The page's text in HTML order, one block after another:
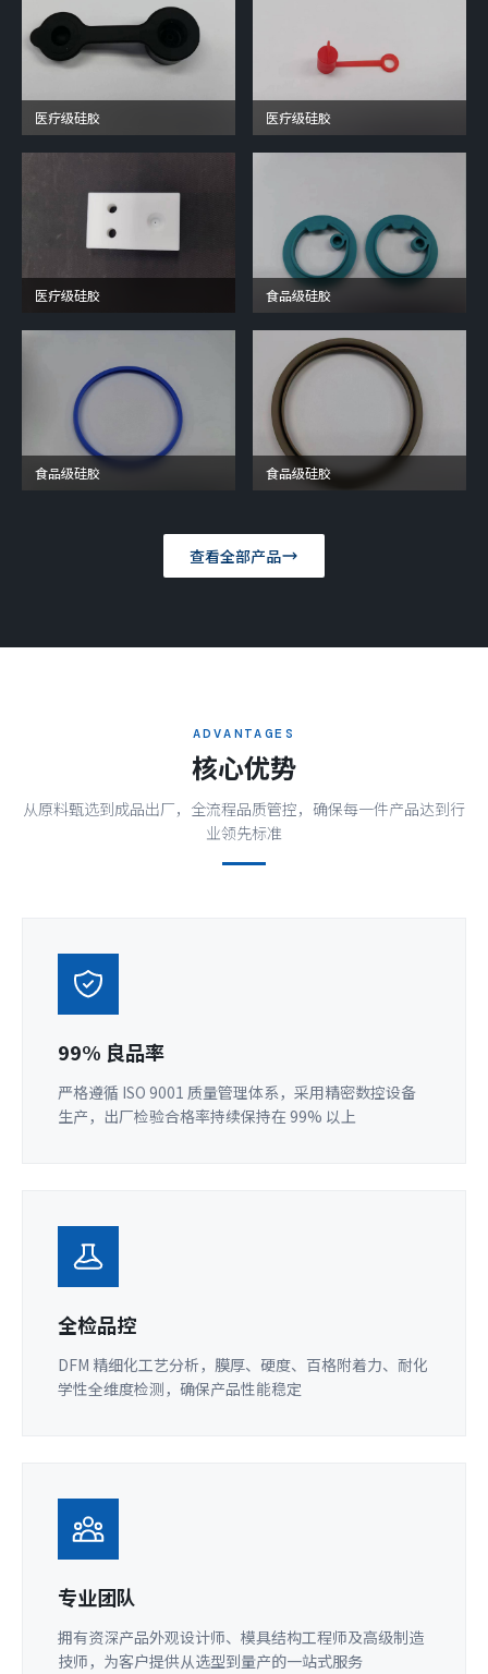
医疗级硅胶 医疗级硅胶
医疗级硅胶 食品级硅胶
食品级硅胶 食品级硅胶
查看全部产品
ADVANTAGES
核心优势
从原料甄选到成品出厂，全流程品质管控，确保每一件产品达到行
业领先标准
99% 良品率
严格遵循 ISO 9001 质量管理体系，采用精密数控设备
生产，出厂检验合格率持续保持在 99% 以上
全检品控
DFM 精细化工艺分析，膜厚、硬度、百格附着力、耐化
学性全维度检测，确保产品性能稳定
专业团队
拥有资深产品外观设计师、模具结构工程师及高级制造
技师，为客户提供从选型到量产的一站式服务